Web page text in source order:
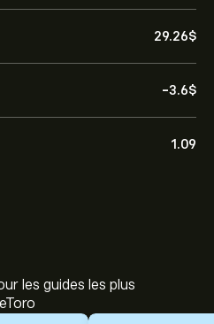
29.26‎$‎
-3.6‎$‎
1.09
les guides les plus